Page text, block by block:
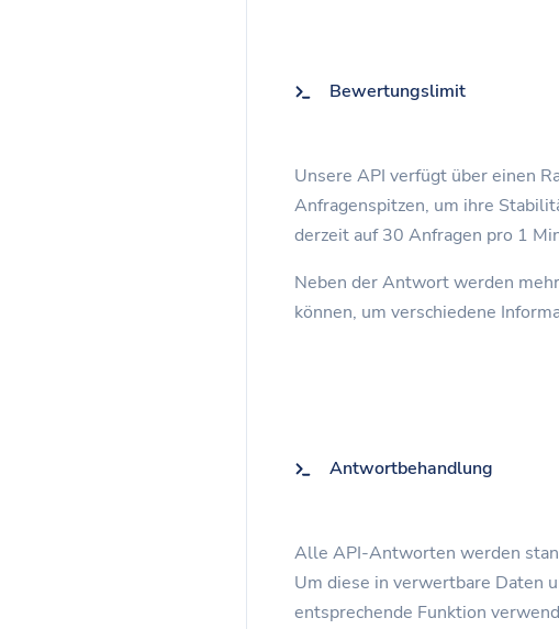
Bewertungslimit
Unsere API verfügt über einen
Anfragenspitzen, um ihre
derzeit auf 30 Anfragen pro 1
Neben der Antwort werden
können, um verschiedene
Antwortbehandlung
Alle API-Antworten werden
Um diese in verwertbare Daten
entsprechende Funktion